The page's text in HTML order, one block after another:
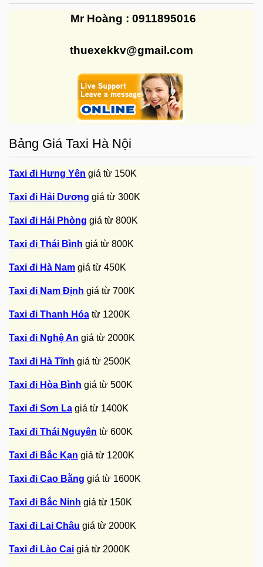
Mr Hoàng : 0911895016
thuexekkv@gmail.com
Bảng Giá Taxi Hà Nội
Taxi đi Hưng Yên giá từ 150K
Taxi đi Hải Dương giá từ 300K
Taxi đi Hải Phòng giá từ 800K
Taxi đi Thái Bình giá từ 800K
Taxi đi Hà Nam giá từ 450K
Taxi đi Nam Định giá từ 700K
Taxi đi Thanh Hóa từ 1200K
Taxi đi Nghệ An giá từ 2000K
Taxi đi Hà Tĩnh giá từ 2500K
Taxi đi Hòa Bình giá từ 500K
Taxi đi Sơn La giá từ 1400K
Taxi đi Thái Nguyên từ 600K
Taxi đi Bắc Kạn giá từ 1200K
Taxi đi Cao Bằng giá từ 1600K
Taxi đi Bắc Ninh giá từ 150K
Taxi đi Lai Châu giá từ 2000K
Taxi đi Lào Cai giá từ 2000K